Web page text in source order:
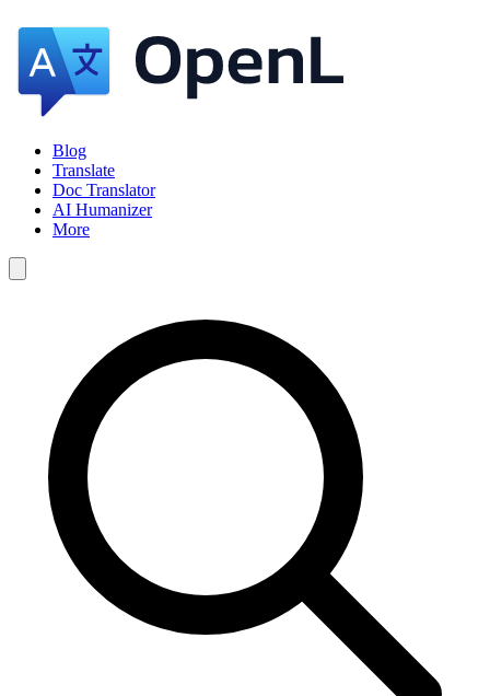
Blog
Translate
Doc Translator
AI Humanizer
More